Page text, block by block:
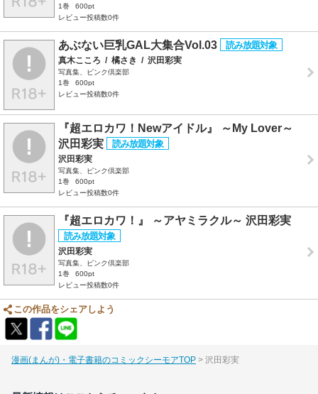
1巻
600pt
レビュー投稿数0件
あぶない巨乳GAL大集合Vol.03
真木こころ / 橘さき / 沢田彩実
写真集、ピンク倶楽部
1巻
600pt
レビュー投稿数0件
『超エロカワ！Newアイドル』 ～My Lover～
沢田彩実
沢田彩実
写真集、ピンク倶楽部
1巻
600pt
レビュー投稿数0件
『超エロカワ！』 ～アヤミラクル～ 沢田彩実
沢田彩実
写真集、ピンク倶楽部
1巻
600pt
レビュー投稿数0件
この作品をシェアしよう
漫画(まんが)・電子書籍のコミックシーモアTOP 沢田彩実